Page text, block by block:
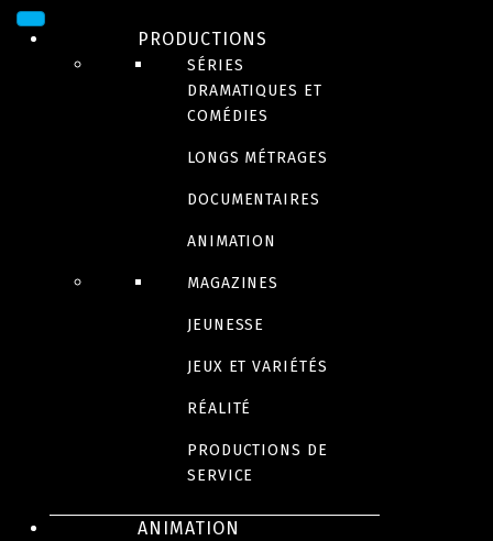
PRODUCTIONS
SÉRIES
DRAMATIQUES ET
COMÉDIES
LONGS MÉTRAGES
DOCUMENTAIRES
ANIMATION
MAGAZINES
JEUNESSE
JEUX ET VARIÉTÉS
RÉALITÉ
PRODUCTIONS DE
SERVICE
ANIMATION
Par Bunny
Burps, Butts & Bones
Riley Rocket
Red Ketchup